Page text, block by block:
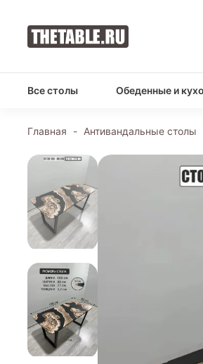
Все столы Обеденные и
Главная - Антивандальные столы